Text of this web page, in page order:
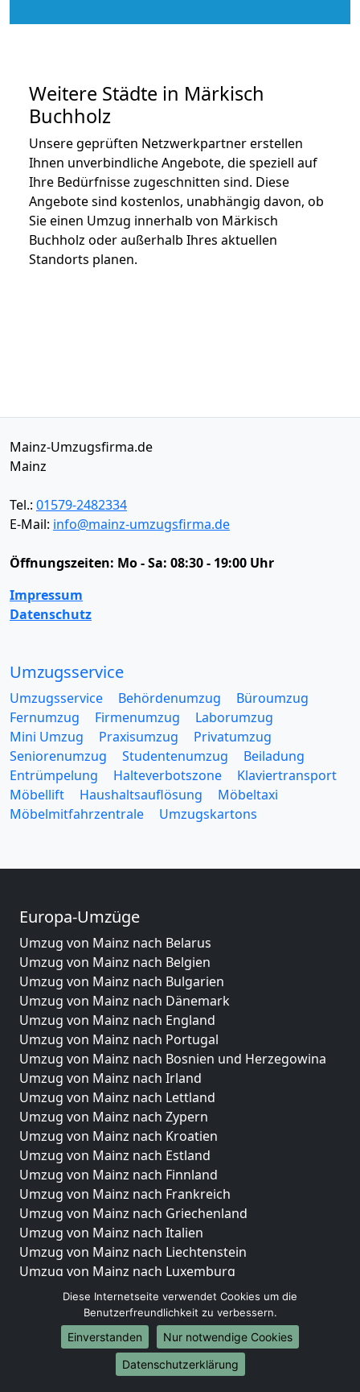
Weitere Städte in Märkisch
Buchholz
Unsere geprüften Netzwerkpartner erstellen
Ihnen unverbindliche Angebote, die speziell auf
Ihre Bedürfnisse zugeschnitten sind. Diese
Angebote sind kostenlos, unabhängig davon, ob
Sie einen Umzug innerhalb von Märkisch
Buchholz oder außerhalb Ihres aktuellen
Standorts planen.
Mainz-Umzugsfirma.de
Mainz
Tel.: 01579-2482334
E-Mail: info@mainz-umzugsfirma.de
Öffnungszeiten: Mo - Sa: 08:30 - 19:00 Uhr
Impressum
Datenschutz
Umzugsservice
Umzugsservice Behördenumzug
Büroumzug
Fernumzug
Firmenumzug
Laborumzug
Mini Umzug
Praxisumzug
Privatumzug
Seniorenumzug
Studentenumzug
Beiladung
Entrümpelung
Halteverbotszone
Klaviertransport
Möbellift
Haushaltsauflösung
Möbeltaxi
Möbelmitfahrzentrale
Umzugskartons
Europa-Umzüge
Umzug von Mainz nach Belarus
Umzug von Mainz nach Belgien
Umzug von Mainz nach Bulgarien
Umzug von Mainz nach Dänemark
Umzug von Mainz nach England
Umzug von Mainz nach Portugal
Umzug von Mainz nach Bosnien und Herzegowina
Umzug von Mainz nach Irland
Umzug von Mainz nach Lettland
Umzug von Mainz nach Zypern
Umzug von Mainz nach Kroatien
Umzug von Mainz nach Estland
Umzug von Mainz nach Finnland
Umzug von Mainz nach Frankreich
Umzug von Mainz nach Griechenland
Umzug von Mainz nach Italien
Umzug von Mainz nach Liechtenstein
Umzug von Mainz nach Luxemburg
Umzug von Mainz nach Niederlande
Umzug von Mainz nach Norwegen
Umzüge-Deutschlandweit
Umzug von Mainz nach Berlin
Diese Internetseite verwendet Cookies um die
Benutzerfreundlichkeit zu verbessern.
Einverstanden
Nur notwendige Cookies
Datenschutzerklärung